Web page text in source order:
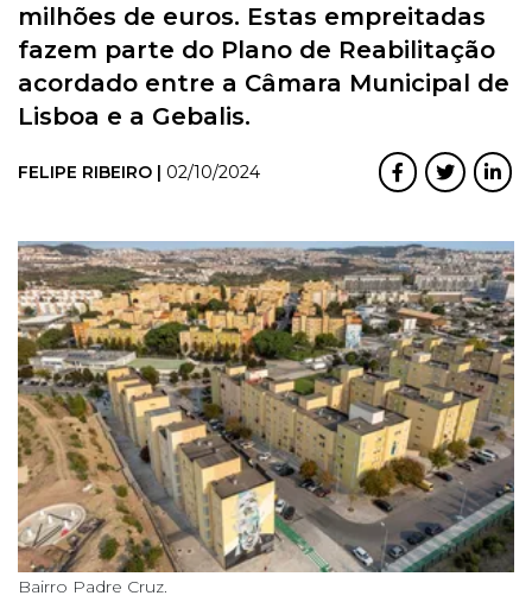
milhões de euros. Estas empreitadas
fazem parte do Plano de Reabilitação
acordado entre a Câmara Municipal de
Lisboa e a Gebalis.
FELIPE RIBEIRO | 02/10/2024
Bairro Padre Cruz.